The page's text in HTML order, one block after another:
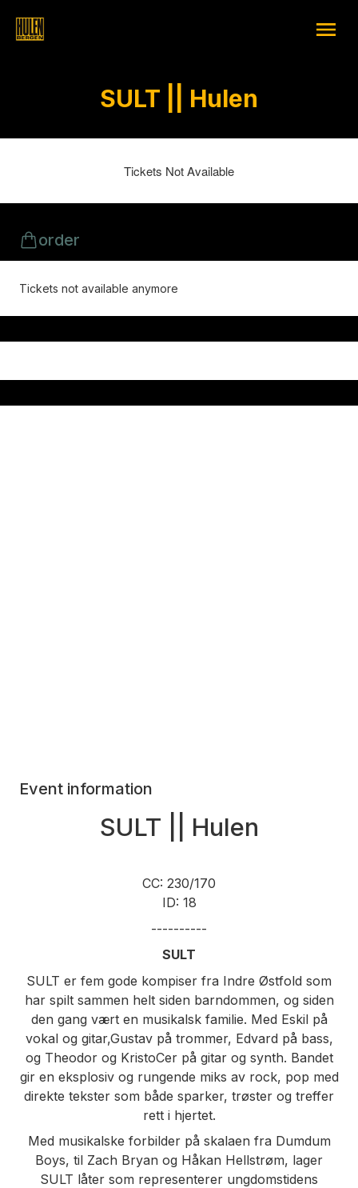
SULT || Hulen
Tickets Not Available
order
Tickets not available anymore
Event information
SULT || Hulen
CC: 230/170
ID: 18
----------
SULT
SULT er fem gode kompiser fra Indre Østfold som
har spilt sammen helt siden barndommen, og siden
den gang vært en musikalsk familie. Med Eskil på
vokal og gitar,Gustav på trommer, Edvard på bass,
og Theodor og KristoCer på gitar og synth. Bandet
gir en eksplosiv og rungende miks av rock, pop med
direkte tekster som både sparker, trøster og treffer
rett i hjertet.
Med musikalske forbilder på skalaen fra Dumdum
Boys, til Zach Bryan og Håkan Hellstrøm, lager
SULT låter som representerer ungdomstidens